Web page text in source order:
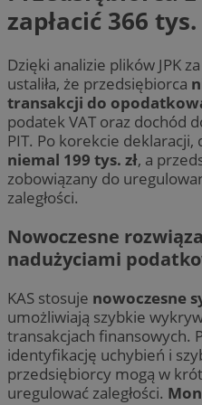
zapłacić 366 tys.
Dzięki analizie plików JPK
ustaliła, że przedsiębiorca
transakcji do
podatek VAT oraz dochód
PIT. Po korekcie
niemal 199 tys. zł, a
zobowiązany do
zaległości.
Nowoczesne
nadużyciami
KAS stosuje nowoczesne
umożliwiają szybkie
transakcjach finansowych.
identyfikację uchybień i
przedsiębiorcy mogą w
uregulować zaległości.